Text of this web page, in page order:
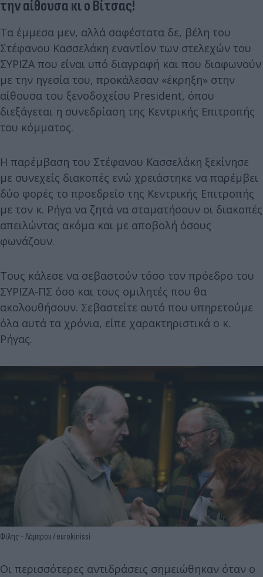
την αίθουσα κι ο Βίτσας!
Τα έμμεσα μεν, αλλά σαφέστατα δε, βέλη του
Στέφανου Κασσελάκη εναντίον των στελεχών του
ΣΥΡΙΖΑ που είναι υπό διαγραφή και που διαφωνούν
με την ηγεσία του, προκάλεσαν «έκρηξη» στην
αίθουσα του ξενοδοχείου President, όπου
διεξάγεται η συνεδρίαση της Κεντρικής Επιτροπής
του κόμματος.
Η παρέμβαση του Στέφανου Κασσελάκη ξεκίνησε
με συνεχείς διακοπές ενώ χρειάστηκε να παρέμβει
δύο φορές το προεδρείο της Κεντρικής Επιτροπής
με τον κ. Ρήγα να ζητά να σταματήσουν οι διακοπές
απειλώντας ακόμα και με αποβολή όσους
φωνάζουν.
Τους κάλεσε να σεβαστούν τόσο τον πρόεδρο του
ΣΥΡΙΖΑ-ΠΣ όσο και τους ομιλητές που θα
ακολουθήσουν. Σεβαστείτε αυτό που υπηρετούμε
όλα αυτά τα χρόνια, είπε χαρακτηριστικά ο κ.
Ρήγας.
Φίλης - Λάμπρου / eurokinissi
Οι περισσότερες αντιδράσεις σημειώθηκαν όταν ο